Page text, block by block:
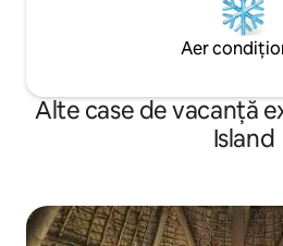
Aer
Alte case de vacanță
Island